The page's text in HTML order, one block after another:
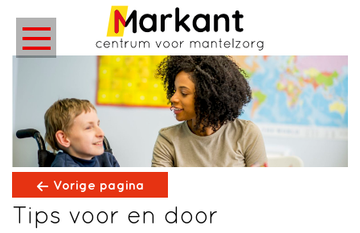
Vorige pagina
Tips voor en door